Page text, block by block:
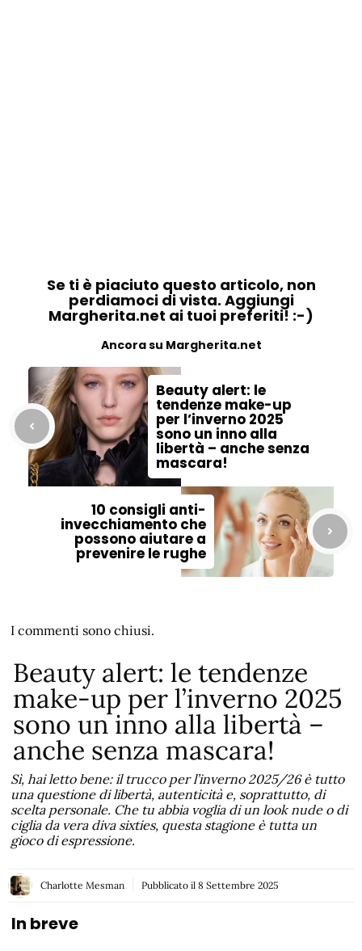
Se ti è piaciuto questo articolo, non
perdiamoci di vista. Aggiungi
Margherita.net ai tuoi preferiti! :-)
Ancora su Margherita.net
Beauty alert: le
tendenze make-up
per l’inverno 2025
sono un inno alla
libertà – anche senza
mascara!
10 consigli anti-
invecchiamento che
possono aiutare a
prevenire le rughe
I commenti sono chiusi.
Beauty alert: le tendenze
make-up per l’inverno 2025
sono un inno alla libertà –
anche senza mascara!
Sì, hai letto bene: il trucco per l’inverno 2025/26 è tutto
una questione di libertà, autenticità e, soprattutto, di
scelta personale. Che tu abbia voglia di un look nude o di
ciglia da vera diva sixties, questa stagione è tutta un
gioco di espressione.
Charlotte Mesman Pubblicato il 8 Settembre 2025
In breve